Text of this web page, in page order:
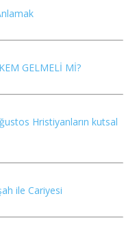
GELMELİ Mİ?
Hristiyanların kutsal
ile Cariyesi